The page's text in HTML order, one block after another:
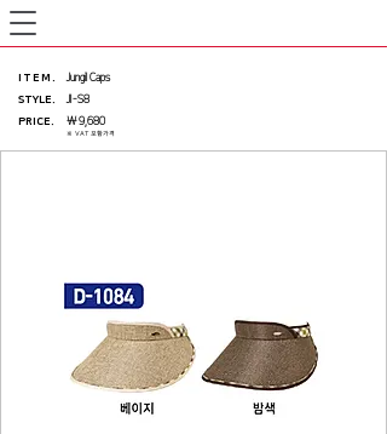
ITEM .
Jungil Caps
STYLE.
JI-S8
PRICE.
※ VAT 포함가격
₩ 9,680